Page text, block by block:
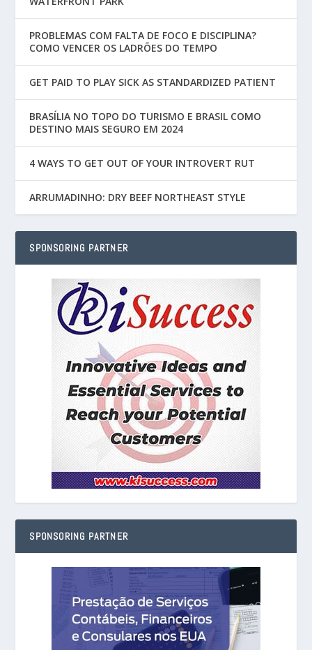
PROBLEMAS COM FALTA DE FOCO E DISCIPLINA?
COMO VENCER OS LADRÕES DO TEMPO
GET PAID TO PLAY SICK AS STANDARDIZED PATIENT
BRASÍLIA NO TOPO DO TURISMO E BRASIL COMO
DESTINO MAIS SEGURO EM 2024
4 WAYS TO GET OUT OF YOUR INTROVERT RUT
ARRUMADINHO: DRY BEEF NORTHEAST STYLE
SPONSORING PARTNER
SPONSORING PARTNER